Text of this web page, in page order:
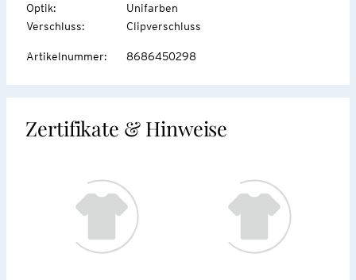
Optik:
Unifarben
Verschluss: Clipverschluss
Artikelnummer: 8686450298
Zertifikate & Hinweise